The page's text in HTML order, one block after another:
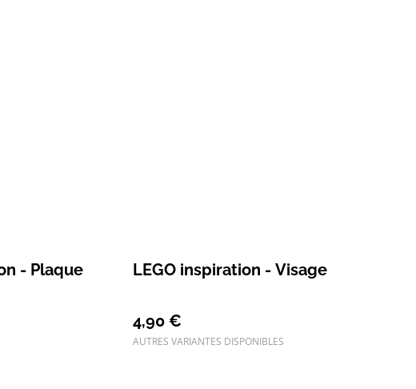
- Plaque
LEGO inspiration - Visage
4,90 €
AUTRES VARIANTES DISPONIBLES